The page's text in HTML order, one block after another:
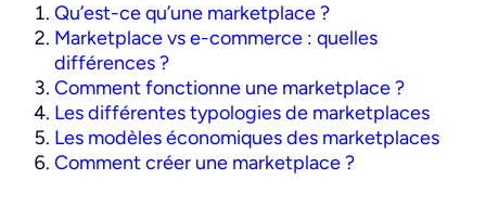
Qu’est-ce qu’une marketplace ?
Marketplace vs e-commerce : quelles
différences ?
Comment fonctionne une marketplace ?
Les différentes typologies de marketplaces
Les modèles économiques des marketplaces
Comment créer une marketplace ?